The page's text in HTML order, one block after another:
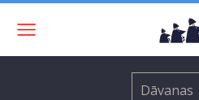
Dāvanas